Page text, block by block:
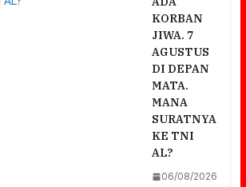
KORBAN
JIWA. 7
AGUSTUS
DI DEPAN
MATA.
MANA
SURATNYA
KE TNI
AL?
06/08/2026